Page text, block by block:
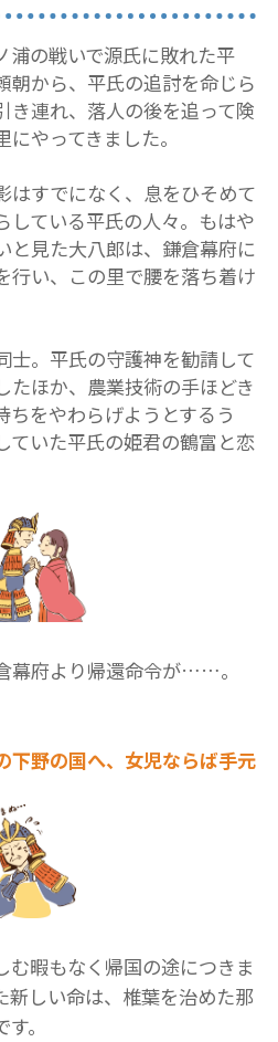
浦の戦いで源氏に敗れた平
朝から、平氏の追討を命じら
き連れ、落人の後を追って険
やってきました。
はすでになく、息をひそめて
している平氏の人々。もはや
と見た大八郎は、鎌倉幕府に
行い、この里で腰を落ち着け
士。平氏の守護神を勧請して
たほか、農業技術の手ほどき
ちをやわらげようとするう
ていた平氏の姫君の鶴富と恋
幕府より帰還命令が……。
下野の国へ、女児ならば手元
む暇もなく帰国の途につきま
新しい命は、椎葉を治めた那
。